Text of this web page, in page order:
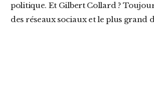
politique. Et Gilbert Collard ?
des réseaux sociaux et le plus grand